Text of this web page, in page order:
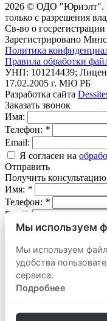
2026 © ОДО "Юриэлт".
только с разрешения
Св-во о
Зарегистрировано
Политика
Правила обработки
УНП: 101214439;
17.02.2005 г. МЮ РБ
Разработка сайта
Заказать звонок
Имя:
Телефон: *
Email:
Я согласен на
Отправить
Получить консультацию
Имя: *
Телефон: *
Email:
Я согласен на
Отправить
Оставить заявку
продать
Вид объекта:
Мы используем
Мы используем
удобства
сервиса.
Подробнее